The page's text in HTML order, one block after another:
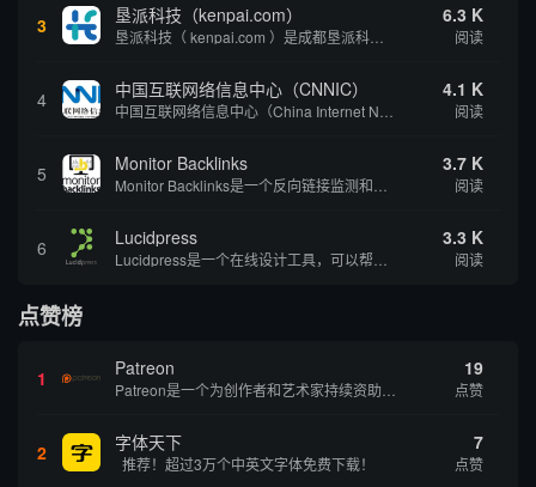
3 垦派科技（kenpai.com） 6.3 K
阅读
4 中国互联网络信息中心（CNNIC） 4.1 K
阅读
5 Monitor Backlinks 3.7 K
阅读
6 Lucidpress 3.3 K
阅读
点赞榜
1 Patreon 19
点赞
2 字体天下
推荐！超过3万个中英文字体免费下载！
7
点赞